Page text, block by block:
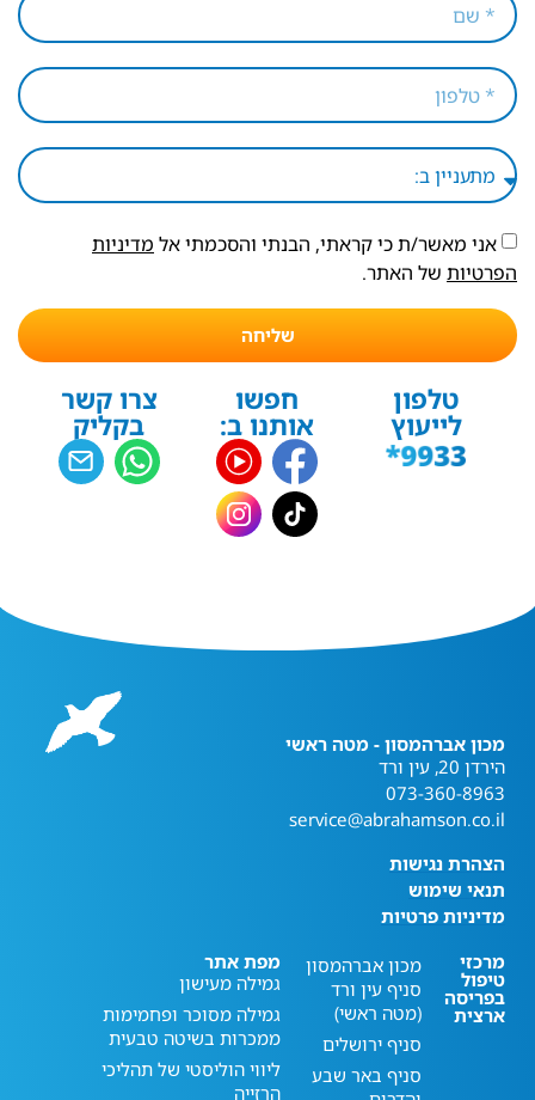
אני מאשר/ת כי קראתי, הבנתי והסכמתי אל מדיניות
הפרטיות של האתר.
שליחה
טלפון
לייעוץ
חפשו
אותנו ב:
צרו קשר
בקליק
מכון אברהמסון - מטה ראשי
הירדן 20, עין ורד
073-360-8963
service@abrahamson.co.il
הצהרת נגישות
תנאי שימוש
מדיניות פרטיות
מרכזי
טיפול
בפריסה
ארצית
מכון אברהמסון
סניף עין ורד
(מטה ראשי)
סניף ירושלים
סניף באר שבע
מפת אתר
גמילה מעישון
גמילה מסוכר ופחמימות
ממכרות בשיטה טבעית
ליווי הוליסטי של תהליכי
הרזייה